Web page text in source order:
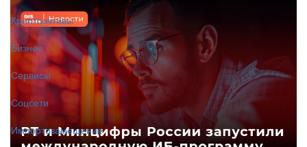
Криптоактивы
Бизнес
Сервисы
Соцсети
Импортозамещение